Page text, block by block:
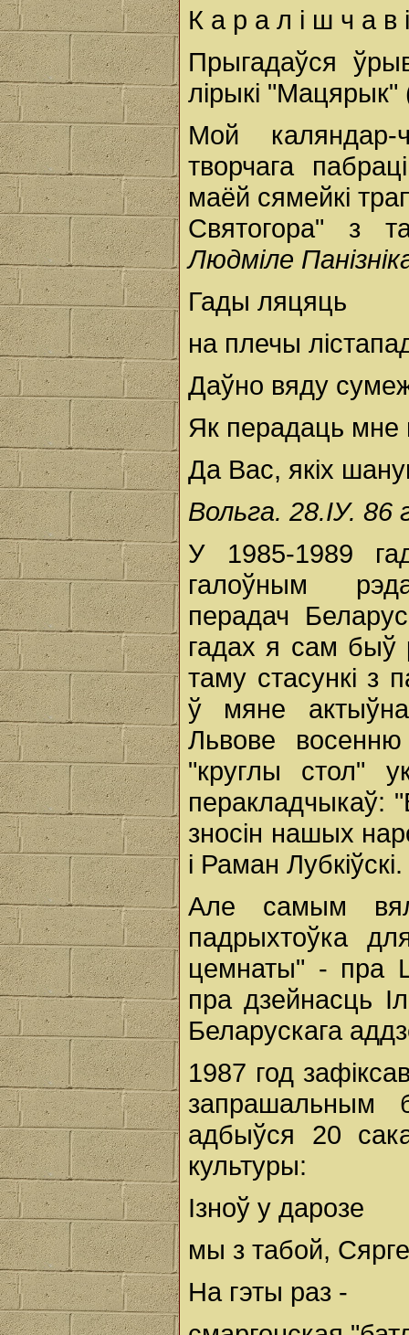
К а р а л і ш ч а в
Прыгадаўся
лірыкі "Мацярык"
Мой каляндар-
творчага
маёй сямейкі
Святогора" з
Людміле
Гады ляцяць
на плечы
Даўно вяду
Як перадаць мне
Да Вас, якіх
Вольга. 28.ІУ. 86
У 1985-1989
галоўным
перадач
гадах я сам быў
таму стасункі з
ў мяне
Львове
"круглы стол"
перакладчыкаў:
зносін нашых
і Раман
Але самым
падрыхтоўка
цемнаты" - пра
пра дзейнасць
Беларускага
1987 год
запрашальным
адбыўся 20
культуры:
Ізноў у дарозе
мы з табой,
На гэты раз -